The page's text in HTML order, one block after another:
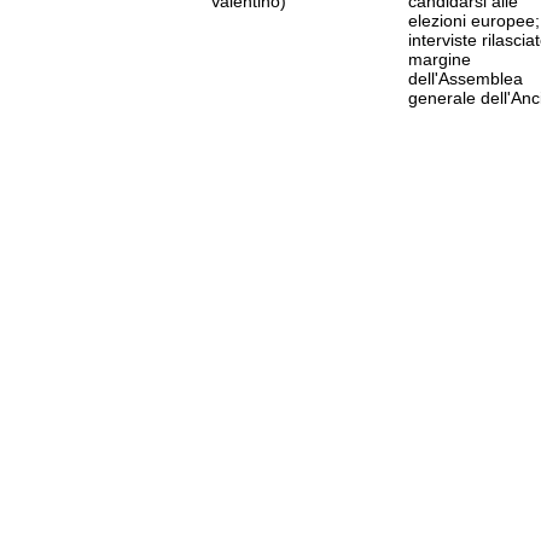
elezioni europee;
interviste
margine
dell'Assemblea
generale